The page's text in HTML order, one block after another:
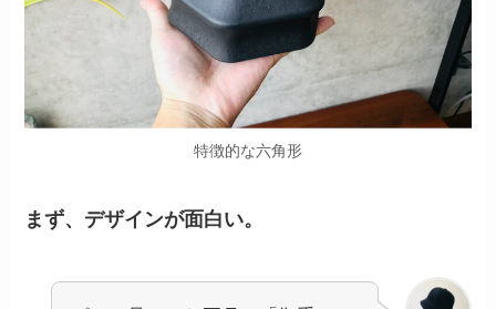
特徴的な六角形
まず、デザインが面白い。